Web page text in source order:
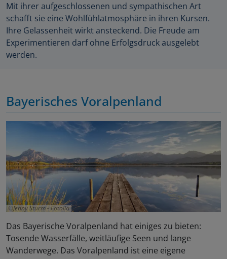
Mit ihrer aufgeschlossenen und sympathischen Art
schafft sie eine Wohlfühlatmosphäre in ihren Kursen.
Ihre Gelassenheit wirkt ansteckend. Die Freude am
Experimentieren darf ohne Erfolgsdruck ausgelebt
werden.
Bayerisches Voralpenland
Jenny Sturm - Fotolia
Das Bayerische Voralpenland hat einiges zu bieten:
Tosende Wasserfälle, weitläufige Seen und lange
Wanderwege. Das Voralpenland ist eine eigene